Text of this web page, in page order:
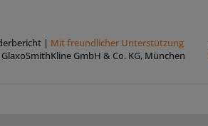
| Mit freundlicher Unterstützung
GlaxoSmithKline GmbH & Co. KG, München